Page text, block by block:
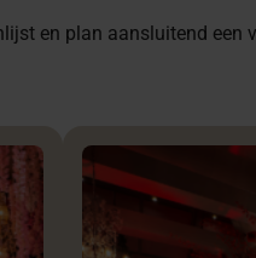
en plan aansluitend een